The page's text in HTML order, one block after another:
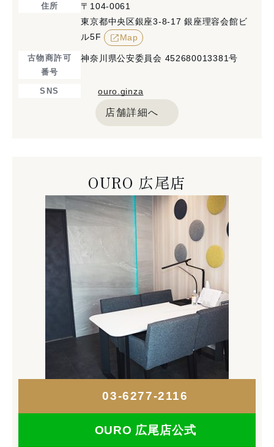
住所
〒104-0061
東京都中央区銀座3-8-17 銀座理容会館ビ
ル5F
Map
古物商許可
番号
神奈川県公安委員会 452680013381号
SNS ouro.ginza
店舗詳細へ
OURO 広尾店
03-6277-2116
OURO 広尾店公式